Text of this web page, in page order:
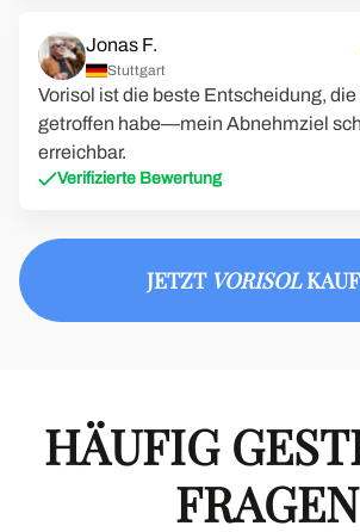
Jonas F.
Stuttgart
Vorisol ist die beste Entscheidung,
getroffen habe—mein Abnehmziel
erreichbar.
Verifizierte Bewertung
JETZT VORISOL
HÄUFIG
FRAGEN